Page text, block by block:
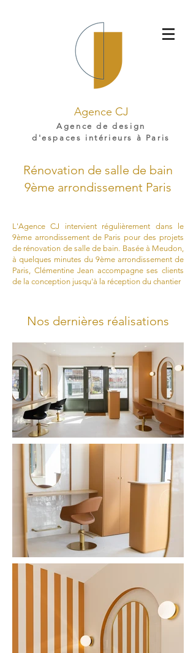
Agence CJ
Agence de design
d'espaces intérieurs à Paris
Rénovation de salle de bain
9ème arrondissement Paris
L'Agence CJ intervient régulièrement dans le
9ème arrondissement de Paris pour des projets
de rénovation de salle de bain. Basée à Meudon,
à quelques minutes du 9ème arrondissement de
Paris, Clémentine Jean accompagne ses clients
de la conception jusqu'à la réception du chantier
Nos dernières réalisations